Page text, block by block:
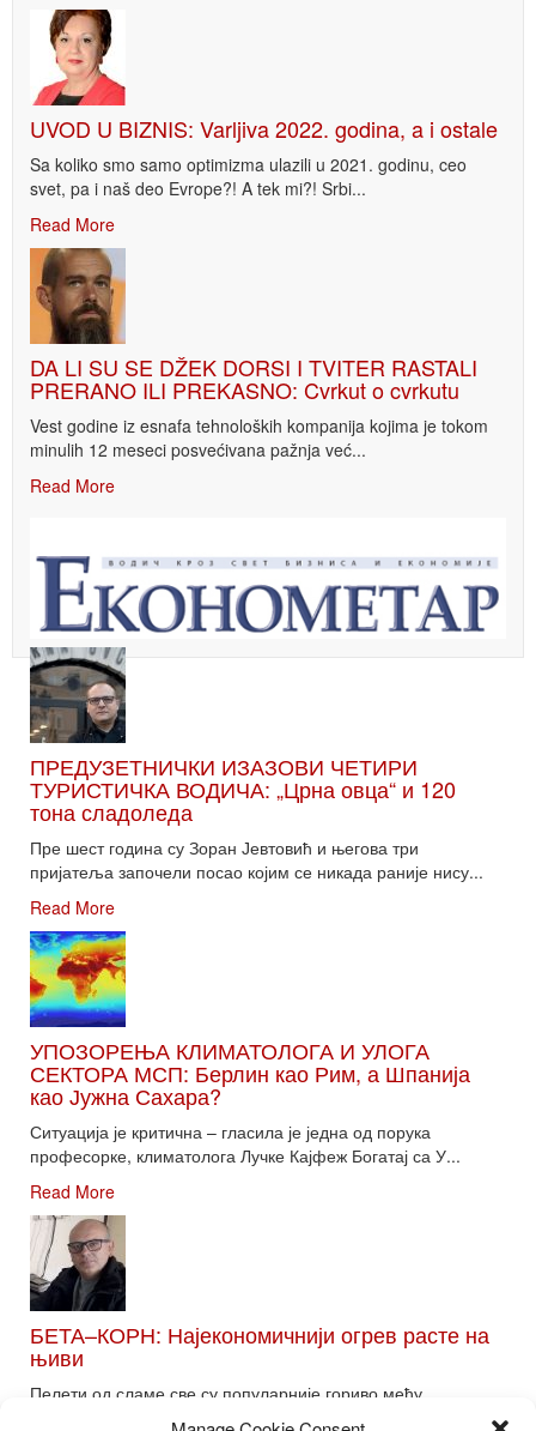
UVOD U BIZNIS: Varljiva 2022. godina, a i ostale
Sa koliko smo samo optimizma ulazili u 2021. godinu, ceo
svet, pa i naš deo Evrope?! A tek mi?! Srbi...
Read More
DA LI SU SE DŽEK DORSI I TVITER RASTALI
PRERANO ILI PREKASNO: Cvrkut o cvrkutu
Vest godine iz esnafa tehnoloških kompanija kojima je tokom
minulih 12 meseci posvećivana pažnja već...
Read More
ПРЕДУЗЕТНИЧКИ ИЗАЗОВИ ЧЕТИРИ
ТУРИСТИЧКА ВОДИЧА: „Црна овца“ и 120
тона сладоледа
Пре шест година су Зоран Јевтовић и његова три
пријатеља започели посао којим се никада раније нису...
Read More
УПОЗОРЕЊА КЛИМАТОЛОГА И УЛОГА
СЕКТОРА МСП: Берлин као Рим, а Шпанија
као Јужна Сахара?
Ситуација је критична – гласила је једна од порука
професорке, климатолога Лучке Кајфеж Богатај са У...
Read More
БЕТА–КОРН: Најекономичнији огрев расте на
њиви
Пелети од сламе све су популарније гориво међу
потрошачима. Главне препреке већoj производњи овог ог...